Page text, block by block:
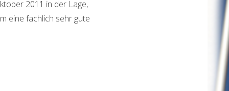
2011 in der Lage,
eine fachlich sehr gute